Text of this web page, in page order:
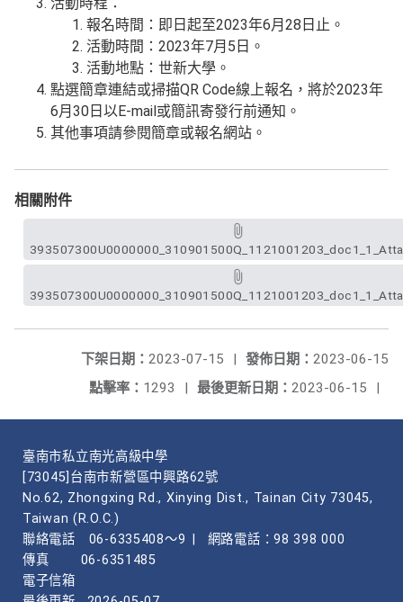
報名時間：即日起至2023年6月28日止。
活動時間：2023年7月5日。
活動地點：世新大學。
點選簡章連結或掃描QR Code線上報名，將於2023年
6月30日以E-mail或簡訊寄發行前通知。
其他事項請參閱簡章或報名網站。
相關附件
發佈日期： 2023-06-15
下架日期： 2023-07-15
|
最後更新日期： 2023-06-15 |
點擊率： 1293 |
臺南市私立南光高級中學
[73045]台南市新營區中興路62號
No.62, Zhongxing Rd., Xinying Dist., Tainan City 73045,
Taiwan (R.O.C.)
聯絡電話
06-6335408～9
網路電話：98 398 000
傳真
06-6351485
電子信箱